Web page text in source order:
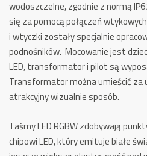
wodoszczelne, zgodnie z normą
się za pomocą połączeń
i wtyczki zostały specjalnie
podnośników. Mocowanie jest
LED, transformator i pilot są
Transformator można umieścić za
atrakcyjny wizualnie sposób.
Taśmy LED RGBW zdobywają
chipowi LED, który emituje białe